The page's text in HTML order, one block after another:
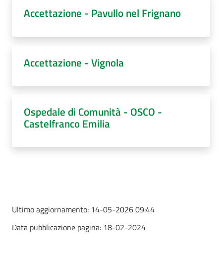
Accettazione - Pavullo nel Frignano
Accettazione - Vignola
Ospedale di Comunità - OSCO -
Castelfranco Emilia
Ultimo aggiornamento: 14-05-2026 09:44
Data pubblicazione pagina: 18-02-2024